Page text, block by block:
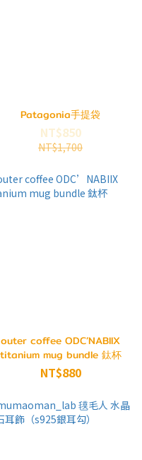
Patagonia手提袋
NT$850
NT$1,700
outer coffee ODC’NABIIX
titanium mug bundle 鈦杯
NT$880